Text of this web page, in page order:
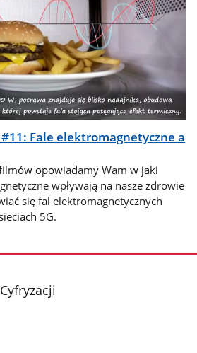
Fale elektromagnetyczne a
opowiadamy Wam w jaki
wpływają na nasze zdrowie
się fal elektromagnetycznych
5G.